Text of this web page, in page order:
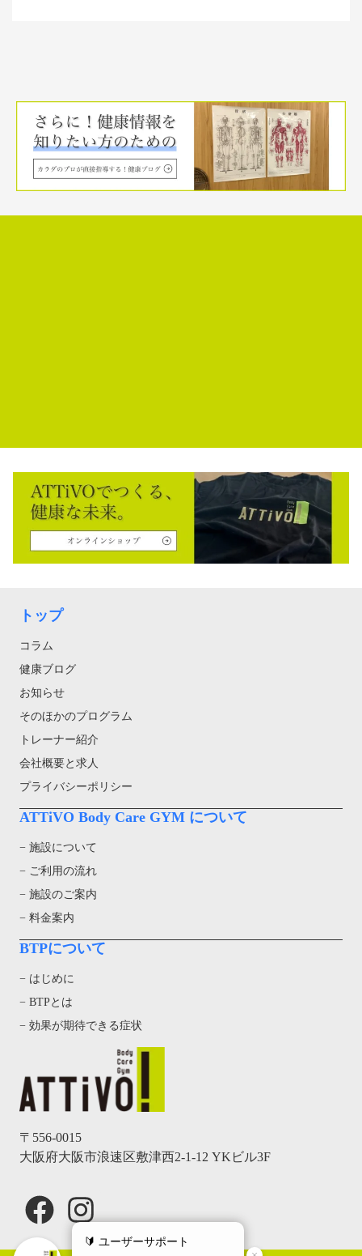
〒556-0015
大阪府大阪市浪速区敷津西2-1-12 YKビル3F
Facebook
Instagram
トップ
コラム
健康ブログ
お知らせ
そのほかのプログラム
トレーナー紹介
会社概要と求人
プライバシーポリシー
ATTiVO Body Care GYM について
− 施設について
− ご利用の流れ
− 施設のご案内
− 料金案内
BTPについて
− はじめに
− BTPとは
− 効果が期待できる症状